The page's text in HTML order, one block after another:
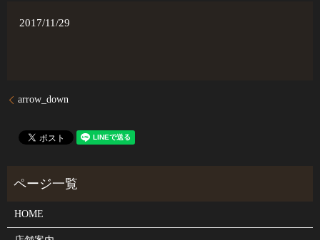
2017/11/29
arrow_down
HOME